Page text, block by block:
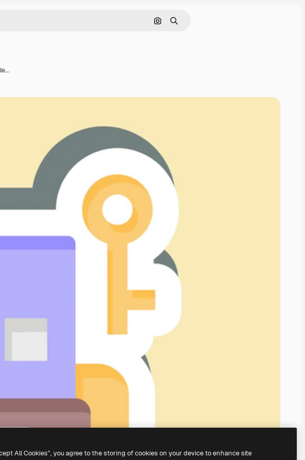
Pesquisar por imagem
Buscar
Sticker Key Card relacionado ao símbolo do serviço do hotel ilustração de design simples
All Cookies”, you agree to the storing of cookies on your device to enhance site